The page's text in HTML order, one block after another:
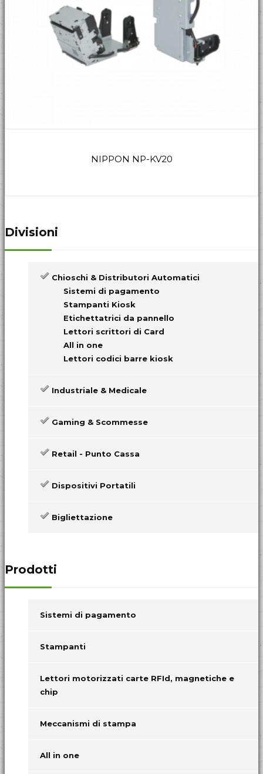
NIPPON NP-KV20
Divisioni
Chioschi & Distributori Automatici
Sistemi di pagamento
Stampanti Kiosk
Etichettatrici da pannello
Lettori scrittori di Card
All in one
Lettori codici barre kiosk
Industriale & Medicale
Gaming & Scommesse
Retail - Punto Cassa
Dispositivi Portatili
Bigliettazione
Prodotti
Sistemi di pagamento
Stampanti
Lettori motorizzati carte RFId, magnetiche e
chip
Meccanismi di stampa
All in one